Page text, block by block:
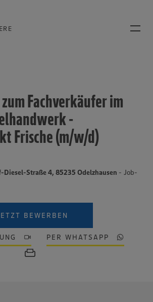
Fachverkäufer im
-
Frische (m/w/d)
Diesel-Straße 4, 85235 Odelzhausen - Job-
BEWERBEN
PER WHATSAPP